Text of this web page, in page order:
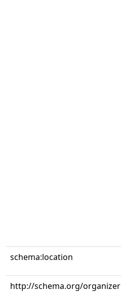
schema:location
http://schema.org/organizer